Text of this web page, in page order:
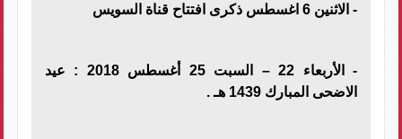
- الاثنين 6 اغسطس ذكرى افتتاح قناة السويس
- الأربعاء 22 – السبت 25 أغسطس 2018 : عيد
الاضحى المبارك 1439 هـ .